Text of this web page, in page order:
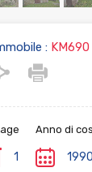
:KM690
1
Anno di
1990